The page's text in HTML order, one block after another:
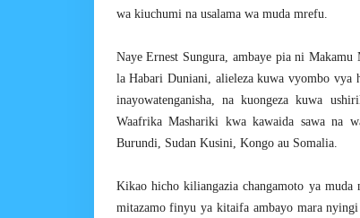
wa kiuchumi na usalama wa muda mrefu.
Naye Ernest Sungura, ambaye pia ni
la Habari Duniani, alieleza kuwa vyombo vya
inayowatenganisha, na kuongeza kuwa
Waafrika Mashariki kwa kawaida sawa na
Burundi, Sudan Kusini, Kongo au Somalia.
Kikao hicho kiliangazia changamoto ya
mitazamo finyu ya kitaifa ambayo mara